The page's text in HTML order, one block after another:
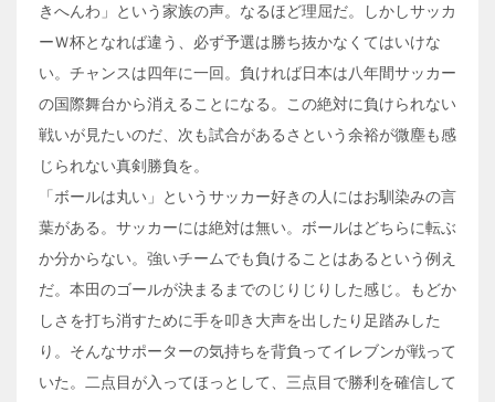
きへんわ」という家族の声。なるほど理屈だ。しかしサッカ
ーＷ杯となれば違う、必ず予選は勝ち抜かなくてはいけな
い。チャンスは四年に一回。負ければ日本は八年間サッカー
の国際舞台から消えることになる。この絶対に負けられない
戦いが見たいのだ、次も試合があるさという余裕が微塵も感
じられない真剣勝負を。
「ボールは丸い」というサッカー好きの人にはお馴染みの言
葉がある。サッカーには絶対は無い。ボールはどちらに転ぶ
か分からない。強いチームでも負けることはあるという例え
だ。本田のゴールが決まるまでのじりじりした感じ。もどか
しさを打ち消すために手を叩き大声を出したり足踏みした
り。そんなサポーターの気持ちを背負ってイレブンが戦って
いた。二点目が入ってほっとして、三点目で勝利を確信して